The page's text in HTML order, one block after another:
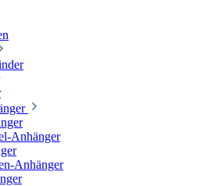
Anhänger
Anhänger